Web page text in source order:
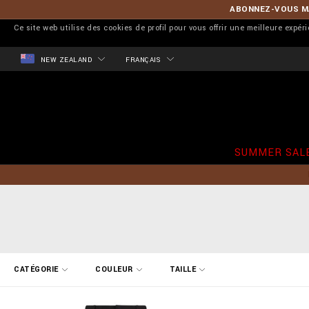
ABONNEZ-VOUS
Ce site web utilise des cookies de profil pour vous offrir une meilleure
NEW ZEALAND FRANÇAIS
SUMMER
CATÉGORIE COULEUR TAILLE